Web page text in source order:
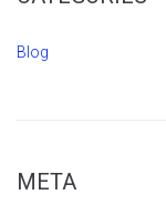
Blog
META